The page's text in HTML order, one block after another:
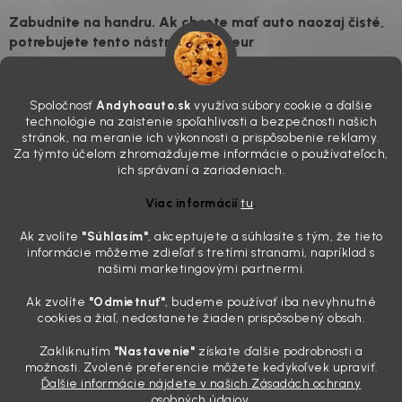
Spoločnosť Andyhoauto.sk využíva súbory cookie a ďalšie
technológie na zaistenie spoľahlivosti a bezpečnosti našich
stránok, na meranie ich výkonnosti a prispôsobenie reklamy.
Za týmto účelom zhromažďujeme informácie o používateľoch,
ich správaní a zariadeniach.
Viac informáciítu.
Ak zvolíte "Súhlasím", akceptujete a súhlasíte s tým, že tieto
informácie môžeme zdieľať s tretími stranami, napríklad s
našimi marketingovými partnermi.
Ak zvolíte "Odmietnuť", budeme používať iba nevyhnutné
cookies a žiaľ, nedostanete žiaden prispôsobený obsah.
Zakliknutím "Nastavenie" získate ďalšie podrobnosti a
možnosti. Zvolené preferencie môžete kedykoľvek upraviť.
Ďalšie informácie nájdete v našich Zásadách ochrany
Zabudnite na handru. Ak chcete mať auto naozaj čisté,
potrebujete tento nástroj za pár eur
„upratanom“ aute, no pri pohľade na palubnú dosku vás ide poraziť. V
mriežkach ventilácie, okolo tlačidiel a v švíkoch sedačiek na vás stále
drzo pozerá prach. Handra ani vysávač tam jednodu...
Detailing nemusí stáť výplatu: 5 kúskov autokozmetiky,
Sobotné ráno, káva v ruke a pred vami zaprášená kapota. Pre
niekoho nuda, pre nás najlepší relax. Lenže keď si v košíku spočítate
všetky tie fľaštičky, šampóny a utierky, výsledná suma vie poriadne
pokaziť náladu. Dobrá správa je, že aj profi výbava ...
Zabudnite na šmuhy: 7 overených vychytávok, ktoré z
28.7.2026
Poznáte ten pocit. Sobota ráno, slnko sa oprie do laku a vy namiesto